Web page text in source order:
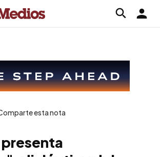
esta nota